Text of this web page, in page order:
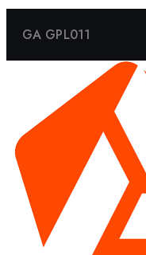
GA GPL011